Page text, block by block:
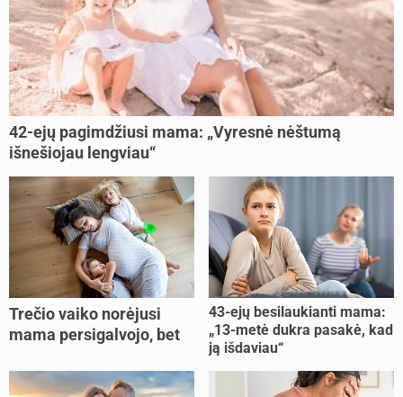
42-ejų pagimdžiusi mama: „Vyresnė nėštumą
išnešiojau lengviau“
Trečio vaiko norėjusi
mama persigalvojo, bet
šoke“
43-ejų besilaukianti mama:
„13-metė dukra pasakė, kad
ją išdaviau“